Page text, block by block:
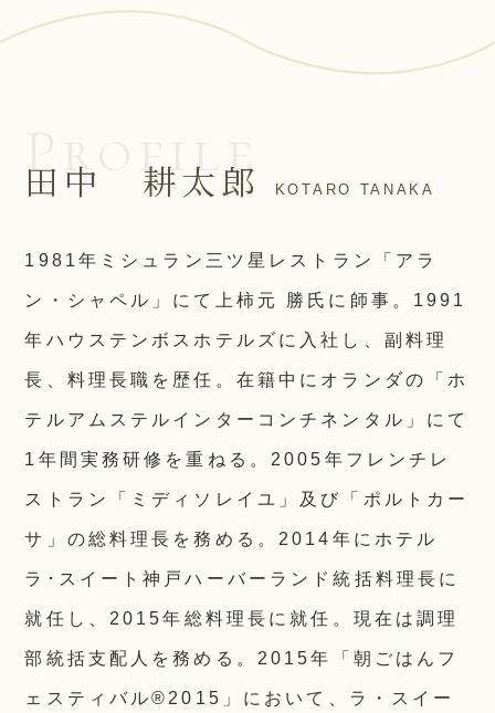
田中 耕太郎 KOTARO TANAKA
Profile
1981年ミシュラン三ツ星レストラン「アラ
ン・シャペル」にて上柿元 勝氏に師事。1991
年ハウステンボスホテルズに入社し、副料理
長、料理長職を歴任。在籍中にオランダの「ホ
テルアムステルインターコンチネンタル」にて
1年間実務研修を重ねる。2005年フレンチレ
ストラン「ミディソレイユ」及び「ポルトカー
サ」の総料理長を務める。2014年にホテル
ラ･スイート神戸ハーバーランド統括料理長に
就任し、2015年総料理長に就任。現在は調理
部統括支配人を務める。2015年「朝ごはんフ
ェスティバル®2015」において、ラ・スイー